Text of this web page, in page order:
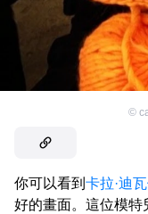
©
你可以看到 卡拉·迪
好的畫面。這位模特